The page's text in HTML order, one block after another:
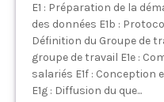
E1 : Préparation de la
des données E1b :
Définition du Groupe de
groupe de travail E1e :
salariés E1f :
E1g : Diffusion du que...